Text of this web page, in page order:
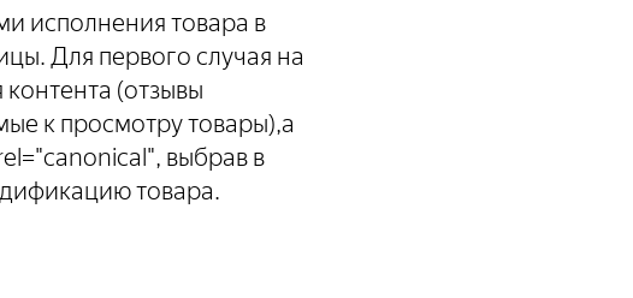
исполнения товара в
Для первого случая на
(отзывы
к просмотру товары),а
выбрав в
товара.